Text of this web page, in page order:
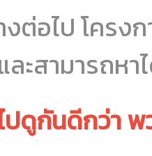
ต่อไป โครง
ละสามารถหา
ปดูกันดีกว่า